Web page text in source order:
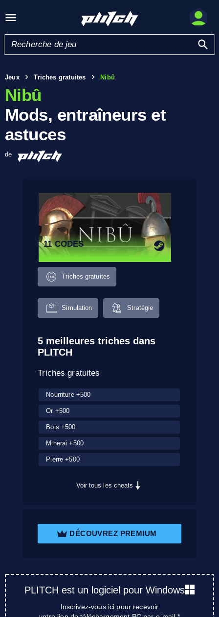
Jeux Triches gratuites Nibû
Nibû
Mods, entraîneurs et
astuces
de
11 CODES
Triches gratuites
Simulation Stratégie
5 meilleures triches dans
PLITCH
Triches gratuites
Nourriture +500
Or +500
Bois +500
Minerai +500
Pierre +500
Voir tous les cheats
DÉCOUVREZ PREMIUM
PLITCH est un logiciel pour Windows
Inscrivez-vous ici pour recevoir